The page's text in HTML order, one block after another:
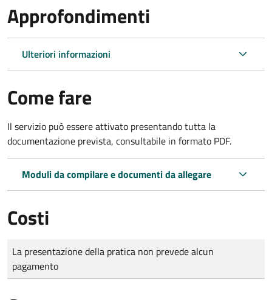
Approfondimenti
Ulteriori informazioni
Come fare
Il servizio può essere attivato presentando tutta la
documentazione prevista, consultabile in formato PDF.
Moduli da compilare e documenti da allegare
Costi
Tipo di pagamento
Importo
La presentazione della pratica non prevede alcun
pagamento